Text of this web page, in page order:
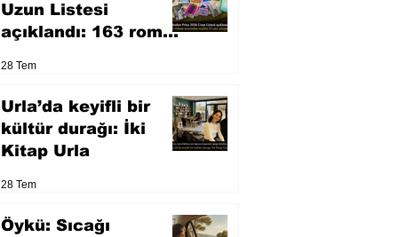
Uzun Listesi
açıklandı: 163 roman
28 Tem
Urla’da keyifli bir
kültür durağı: İki
Kitap Urla
28 Tem
Öykü: Sıcağı